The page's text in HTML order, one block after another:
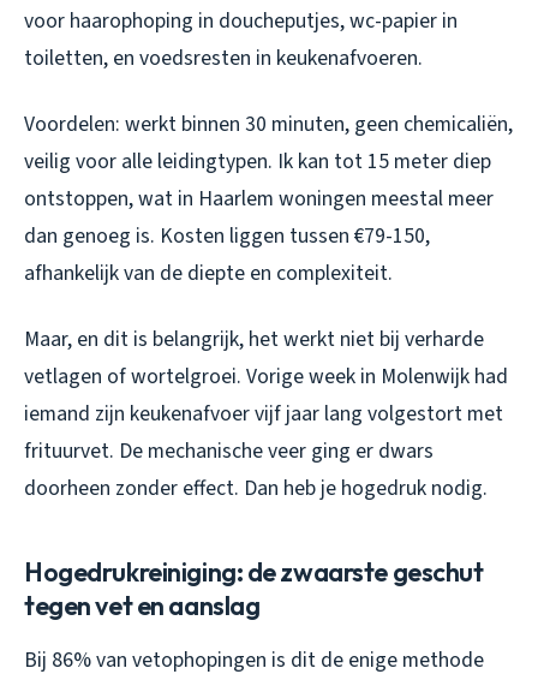
voor haarophoping in doucheputjes, wc-papier in
toiletten, en voedsresten in keukenafvoeren.
Voordelen: werkt binnen 30 minuten, geen chemicaliën,
veilig voor alle leidingtypen. Ik kan tot 15 meter diep
ontstoppen, wat in Haarlem woningen meestal meer
dan genoeg is. Kosten liggen tussen €79-150,
afhankelijk van de diepte en complexiteit.
Maar, en dit is belangrijk, het werkt niet bij verharde
vetlagen of wortelgroei. Vorige week in Molenwijk had
iemand zijn keukenafvoer vijf jaar lang volgestort met
frituurvet. De mechanische veer ging er dwars
doorheen zonder effect. Dan heb je hogedruk nodig.
Hogedrukreiniging: de zwaarste geschut
tegen vet en aanslag
Bij 86% van vetophopingen is dit de enige methode